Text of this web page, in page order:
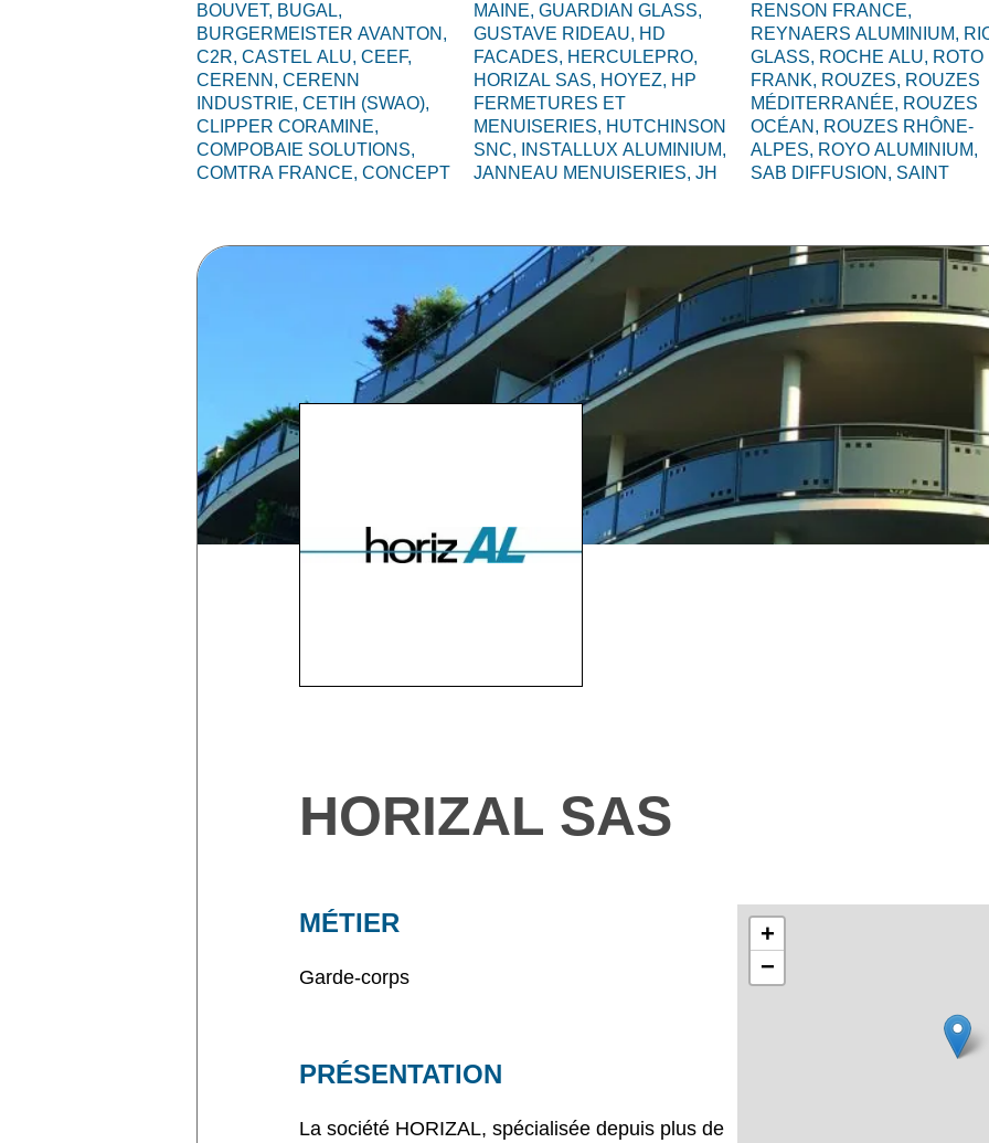
BOUVET, BUGAL,
BURGERMEISTER AVANTON,
C2R, CASTEL ALU, CEEF,
CERENN, CERENN
INDUSTRIE, CETIH (SWAO),
CLIPPER CORAMINE,
COMPOBAIE SOLUTIONS,
COMTRA FRANCE, CONCEPT
MAINE, GUARDIAN GLASS,
GUSTAVE RIDEAU, HD
FACADES, HERCULEPRO,
HORIZAL SAS, HOYEZ, HP
FERMETURES ET
MENUISERIES, HUTCHINSON
SNC,
INSTALLUX ALUMINIUM,
JANNEAU MENUISERIES, JH
RENSON FRANCE,
REYNAERS ALUMINIUM,
GLASS, ROCHE ALU, ROTO
FRANK, ROUZES, ROUZES
MÉDITERRANÉE, ROUZES
OCÉAN, ROUZES RHÔNE-
ALPES, ROYO ALUMINIUM,
SAB DIFFUSION, SAINT
HORIZAL SAS
MÉTIER
Garde-corps
PRÉSENTATION
La société HORIZAL, spécialisée depuis plus de
+
−